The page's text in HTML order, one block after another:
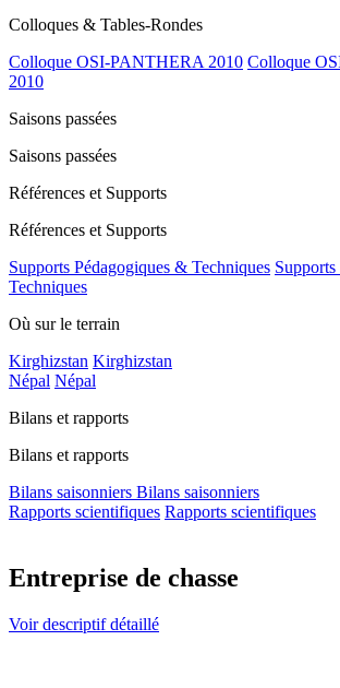
Colloques & Tables-Rondes
Colloque OSI-PANTHERA 2010 Colloque
2010
Saisons passées
Saisons passées
Références et Supports
Références et Supports
Supports Pédagogiques & Techniques
Techniques
Où sur le terrain
Kirghizstan Kirghizstan
Népal Népal
Bilans et rapports
Bilans et rapports
Bilans saisonniers Bilans saisonniers
Rapports scientifiques Rapports scientifiques
Entreprise de chasse
Voir descriptif détaillé